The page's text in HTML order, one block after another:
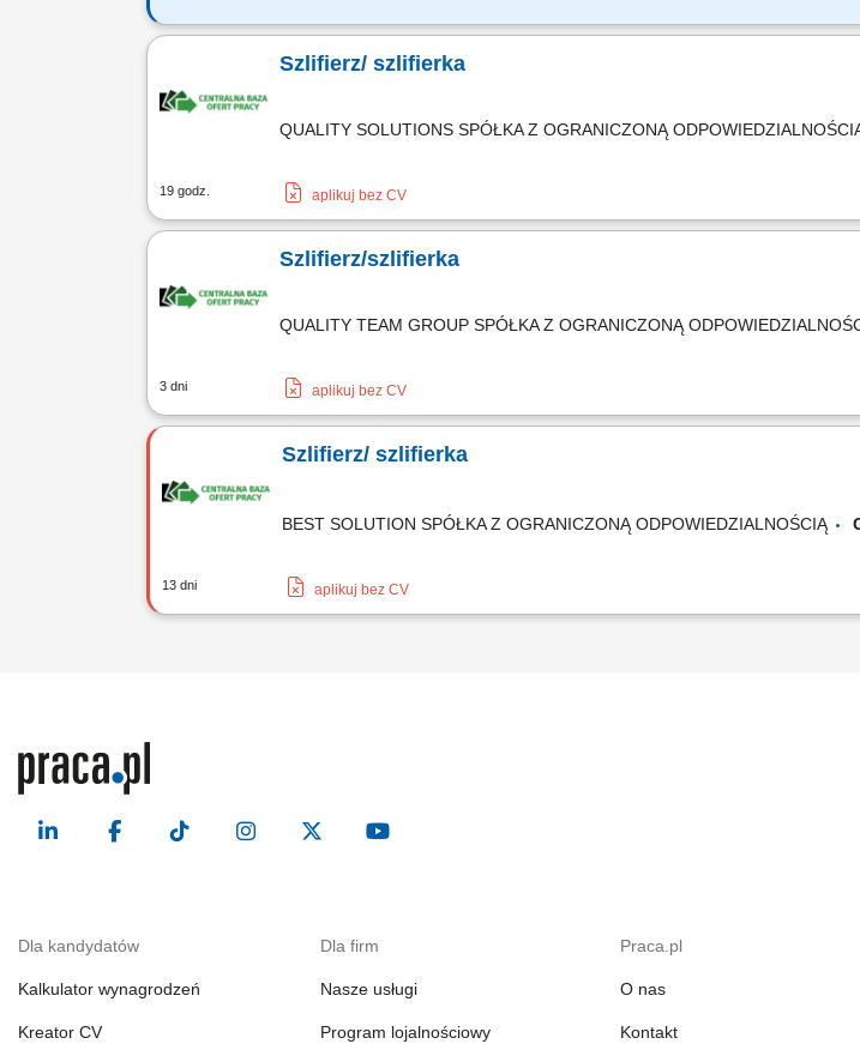
Opis stanowiska: przygotowywanie elementów metalowych do procesu obróbki
Szlifierz/ szlifierka
QUALITY SOLUTIONS SPÓŁKA Z OGRANICZONĄ
aplikuj bez CV
19 godz.
Szlifierz/szlifierka
QUALITY TEAM GROUP SPÓŁKA Z OGRANICZONĄ
aplikuj bez CV
3 dni
Szlifierz/ szlifierka
BEST SOLUTION SPÓŁKA Z OGRANICZONĄ ODPOWIEDZIALNOŚCIĄ
aplikuj bez CV
13 dni
Dla kandydatów
Kalkulator wynagrodzeń
Kreator CV
Dla firm
Nasze usługi
Program lojalnościowy
Praca.pl
O nas
Kontakt